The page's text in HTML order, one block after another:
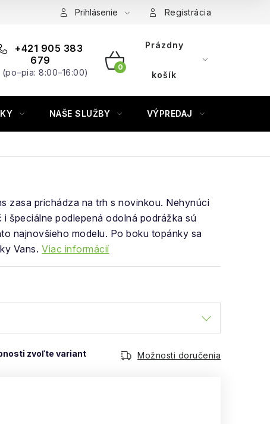
Prihlásenie Registrácia
+421 905 383
679
(po–pia: 8:00–16:00) NÁKUPNÝ
Prázdny
košík
NAŠE SLUŽBY VÝPREDAJ
zasa prichádza na trh s novinkou. Nehynúci
špeciálne podlepená odolná podrážka sú
najnovšieho modelu. Po boku topánky sa
Vans. Viac informácií
Možnosti doručenia